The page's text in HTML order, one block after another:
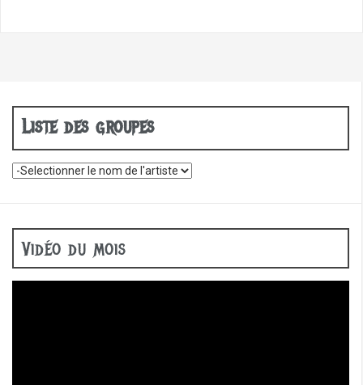
Liste des groupes
Vidéo du mois